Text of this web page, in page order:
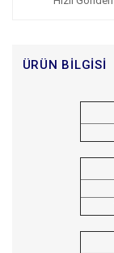
ÜRÜN BILGISI